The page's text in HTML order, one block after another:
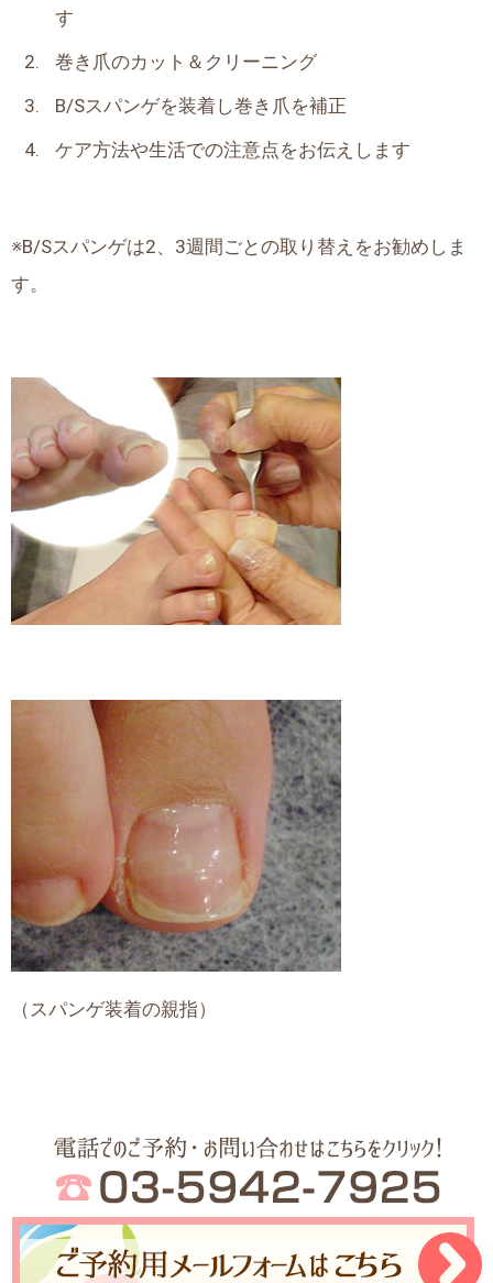
す
巻き爪のカット＆クリーニング
B/Sスパンゲを装着し巻き爪を補正
ケア方法や生活での注意点をお伝えします
※B/Sスパンゲは2、3週間ごとの取り替えをお勧めしま
す。
（スパンゲ装着の親指）